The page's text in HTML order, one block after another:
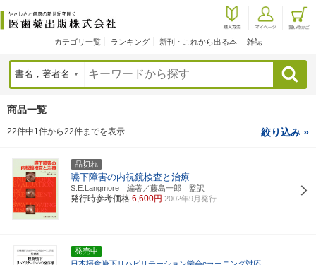
カテゴリ一覧 ランキング 新刊・これから出る本 雑誌
検索
商品一覧
22件中1件から22件までを表示 絞り込み »
品切れ
嚥下障害の内視鏡検査と治療
S.E.Langmore 編著／藤島一郎 監訳
発行時参考価格 6,600円 2002年9月発行
発売中